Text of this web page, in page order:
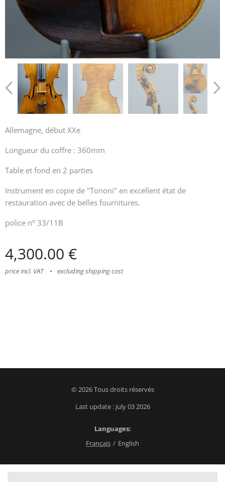
Allemagne, début XXe
Longueur du coffre : 360mm
Table et fond en 2 parties
Instrument en copie de "Tononi" en excellent état de
restauration avec de belles fournitures.
police n° 33/11B
4,300.00 €
price incl. VAT excluding shipping cost
© 2026 Tous droits réservés
Last update : july 03 2026
Languages
Français
English